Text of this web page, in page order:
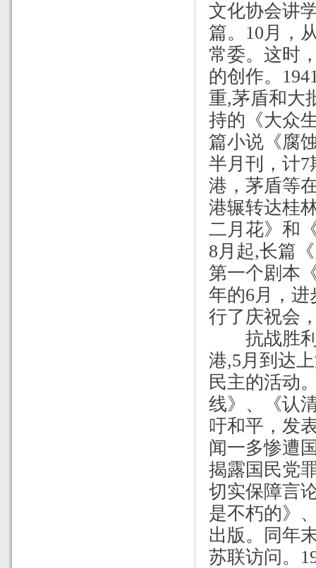
文化协会讲
篇。 10月，
常委。这时
的创作。
重,茅盾和大
持的《大众
篇小说《腐
半月刊，计7
港，茅盾等
港辗转达桂
二月花》和
8月起,长篇
第一个剧本
年的6月，进
行了庆祝会
抗战胜利
港,5月到达
民主的活动
线》、《认
吁和平，发
闻一多惨遭
揭露国民党
切实保障言
是不朽的》
出版。同年
苏联访问。